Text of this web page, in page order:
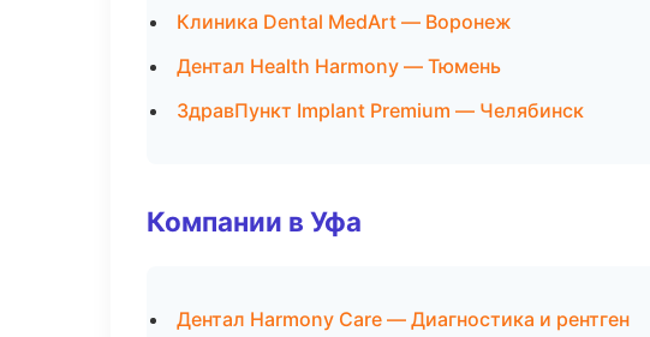
Клиника Dental MedArt — Воронеж
Дентал Health Harmony — Тюмень
ЗдравПункт Implant Premium — Челябинск
Компании в Уфа
Дентал Harmony Care — Диагностика и рентген